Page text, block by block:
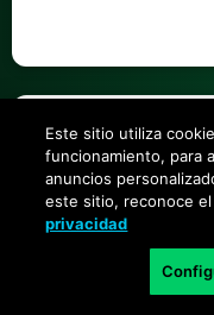
Este sitio utiliza
funcionamiento, para
anuncios
este sitio, reconoce
privacidad